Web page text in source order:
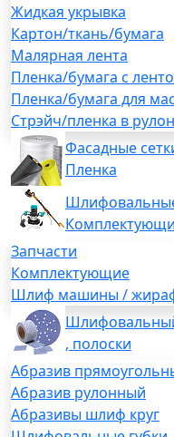
Жидкая укрывка
Картон/ткань/бумага
Малярная лента
Пленка/бумага с
Пленка/бумага для
Стрэйч/пленка в
Фасадные
Пленка
Запчасти
Комплектующие
Шлиф машины /
, полоски
Абразив
Абразив рулонный
Абразивы шлиф круг